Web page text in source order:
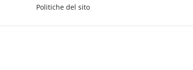
Politiche del sito